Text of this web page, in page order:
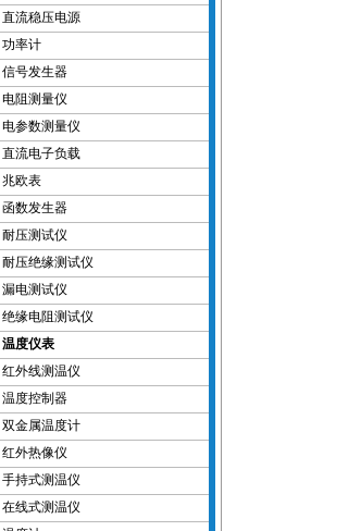
直流稳压电源
功率计
信号发生器
电阻测量仪
电参数测量仪
直流电子负载
兆欧表
函数发生器
耐压测试仪
耐压绝缘测试仪
漏电测试仪
绝缘电阻测试仪
温度仪表
红外线测温仪
温度控制器
双金属温度计
红外热像仪
手持式测温仪
在线式测温仪